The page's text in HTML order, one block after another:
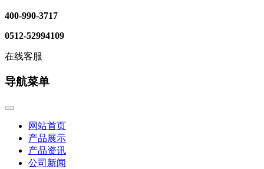
400-990-3717
0512-52994109
在线客服
导航菜单
网站首页
产品展示
产品资讯
公司新闻